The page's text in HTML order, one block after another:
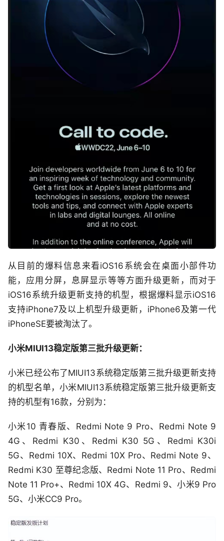
从目前的爆料信息来看iOS16系统会在桌面小部件功
能，应用分屏，息屏显示等等方面升级更新，而对于
iOS16系统升级更新支持的机型，根据爆料显示iOS16
支持iPhone7及以上机型升级更新，iPhone6及第一代
iPhoneSE要被淘汰了。
小米MIUI13稳定版第三批升级更新：
小米已经公布了MIUI13系统稳定版第三批升级更新支持
的机型名单，小米MIUI13系统稳定版第三批升级更新支
持的机型有16款，分别为：
小米10 青春版、Redmi Note 9 Pro、Redmi Note 9
4G、Redmi K30、Redmi K30 5G、Redmi K30i
5G、Redmi 10X、Redmi 10X Pro、Redmi Note 9、
Redmi K30 至尊纪念版、Redmi Note 11 Pro、Redmi
Note 11 Pro+、Redmi 10X 4G、Redmi 9、小米9 Pro
5G、小米CC9 Pro。